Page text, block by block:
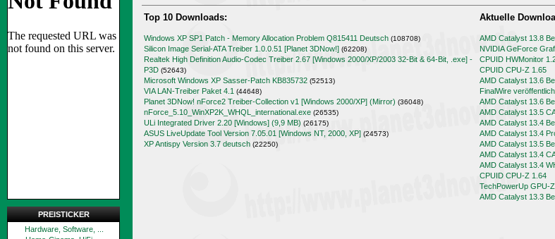
PREISTICKER
Hardware, Software, ...
Top 10 Downloads:
Windows XP SP1 Patch - Memory Allocation Problem Q815411 Deutsch (108708)
Silicon Image Serial-ATA Treiber 1.0.0.51 [Planet 3DNow!] (62208)
Realtek High Definition Audio-Codec Treiber 2.67 [Windows 2000/XP/2003 32-Bit & 64-Bit, .exe] -
P3D (52643)
Microsoft Windows XP Sasser-Patch KB835732 (52513)
VIA LAN-Treiber Paket 4.1 (44648)
Planet 3DNow! nForce2 Treiber-Collection v1 [Windows 2000/XP] (Mirror) (36048)
nForce_5.10_WinXP2K_WHQL_international.exe (26535)
ULi Integrated Driver 2.20 [Windows] (9,9 MB) (26175)
ASUS LiveUpdate Tool Version 7.05.01 [Windows NT, 2000, XP] (24573)
XP Antispy Version 3.7 deutsch (22250)
Aktuelle
AMD Catalyst 13.8
NVIDIA GeForce
CPUID HWMonitor
CPUID CPU-Z 1.65
AMD Catalyst 13.6
FinalWire
AMD Catalyst 13.6
AMD Catalyst 13.5
AMD Catalyst 13.4
AMD Catalyst 13.4
AMD Catalyst 13.5
AMD Catalyst 13.4
AMD Catalyst 13.4
CPUID CPU-Z 1.64
TechPowerUp GPU-
AMD Catalyst 13.3